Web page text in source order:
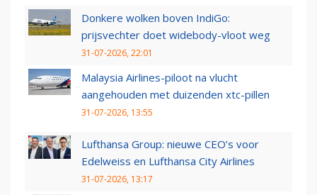
Donkere wolken boven IndiGo:
prijsvechter doet widebody-vloot weg
31-07-2026, 22:01
Malaysia Airlines-piloot na vlucht
aangehouden met duizenden xtc-pillen
31-07-2026, 13:55
Lufthansa Group: nieuwe CEO’s voor
Edelweiss en Lufthansa City Airlines
31-07-2026, 13:17